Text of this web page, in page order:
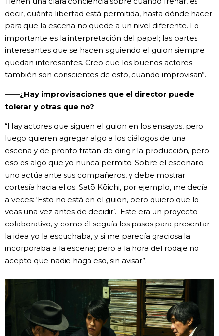
decir, cuánta libertad está permitida, hasta dónde hacer
para que la escena no quede a un nivel diferente. Lo
importante es la interpretación del papel; las partes
interesantes que se hacen siguiendo el guion siempre
quedan interesantes. Creo que los buenos actores
también son conscientes de esto, cuando improvisan”.
——¿Hay improvisaciones que el director puede
tolerar y otras que no?
“Hay actores que siguen el guion en los ensayos, pero
luego quieren agregar algo a los diálogos de una
escena y de pronto tratan de dirigir la producción, pero
eso es algo que yo nunca permito. Sobre el escenario
uno actúa ante sus compañeros, y debe mostrar
cortesía hacia ellos. Satō Kōichi, por ejemplo, me decía
a veces: ‘Esto no está en el guion, pero quiero que lo
veas una vez antes de decidir’. Este era un proyecto
colaborativo, y como él seguía los pasos para presentar
la idea yo la escuchaba, y si me parecía graciosa la
incorporaba a la escena; pero a la hora del rodaje no
acepto que nadie haga eso, sin avisar”.